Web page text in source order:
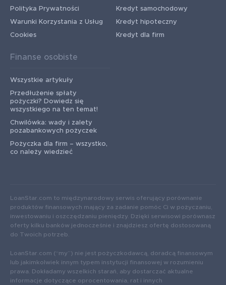
Polityka Prywatności
Warunki Korzystania z Usług
Cookies
Kredyt samochodowy
Kredyt hipoteczny
Kredyt dla firm
Finanse osobiste
Wszystkie artykuły
Przedłużenie spłaty
pożyczki? Dowiedz się
wszystkiego na ten temat!
Chwilówka: wady i zalety
pozabankowych pożyczek
Pożyczka dla firm – wszystko,
co należy wiedzieć
LoanStar.com to międzynarodowy serwis oferujący porównanie
produktów finansowych mający za zadanie pomóc Ci w pożyczaniu,
inwestowaniu i oszczędzaniu pieniędzy. Dzięki serwisowi porównasz
oferty kilku banków jednocześnie i znajdziesz ofertę dostosowaną
do Twoich potrzeb.
LoanStar.com (“my”) nie jest pożyczkodawcą, doradcą finansowym
lub jakimkolwiek innym typem instytucji finansowej w rozumieniu
prawa. Dokładamy wszelkich starań, aby dostarczać aktualne
informacje dotyczące oprocentowania, rat i innych